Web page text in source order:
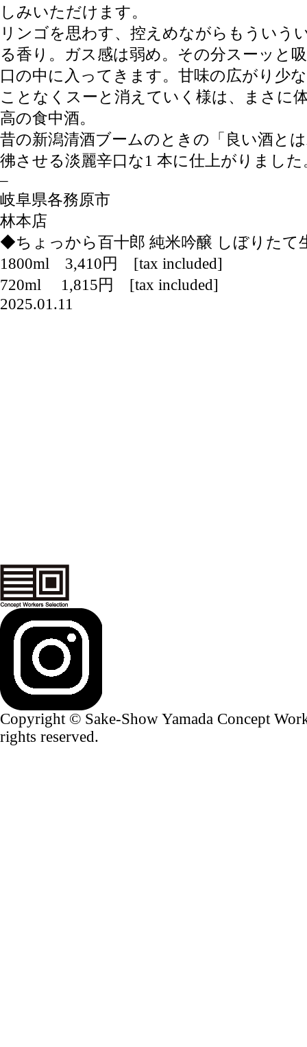
しみいただけます。
リンゴを思わす、控えめながらもういう
る香り。ガス感は弱め。その分スーッと
口の中に入ってきます。甘味の広がり少
ことなくスーと消えていく様は、まさに
高の食中酒。
昔の新潟清酒ブームのときの「良い酒と
彿させる淡麗辛口な1 本に仕上がりました
–
岐阜県各務原市
林本店
◆ちょっから百十郎 純米吟醸 しぼりたて
1800ml 3,410円 [tax included]
720ml 1,815円 [tax included]
2025.01.11
Copyright © Sake-Show Yamada Concept
rights reserved.